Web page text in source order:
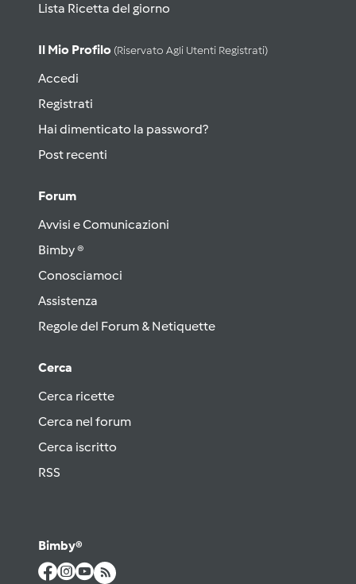
Lista Ricetta del giorno
Il Mio Profilo (riservato Agli Utenti Registrati)
Accedi
Registrati
Hai dimenticato la password?
Post recenti
Forum
Avvisi e Comunicazioni
Bimby ®
Conosciamoci
Assistenza
Regole del Forum & Netiquette
Cerca
Cerca ricette
Cerca nel forum
Cerca iscritto
RSS
Bimby®